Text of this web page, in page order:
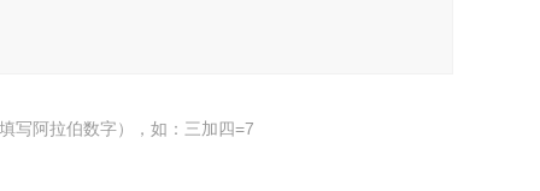
写阿拉伯数字），如：三加四=7